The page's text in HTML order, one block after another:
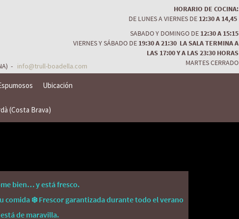
- info@trull-boadella.com
HORARIO DE COCINA:
DE LUNES A VIERNES DE 12:30 A 14,45
SABADO Y DOMINGO DE 12:30 A 15:15
VIERNES Y SÁBADO DE 19:30 A 21:30 LA SALA TERMINA A
LAS 17:00 Y A LAS 23:30 HORAS
MARTES CERRADO
Ubicación
(Costa Brava)
bien… y está fresco.
❄️ Frescor garantizada durante todo el verano
de maravilla.